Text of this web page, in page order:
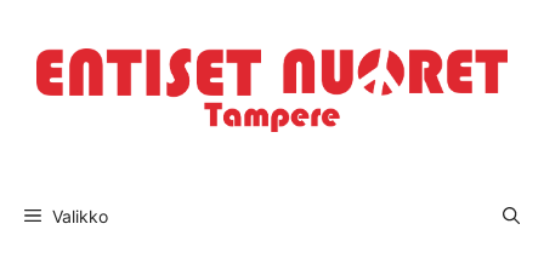
sisältöön
Valikko